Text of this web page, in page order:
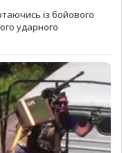
із бойового
ударного